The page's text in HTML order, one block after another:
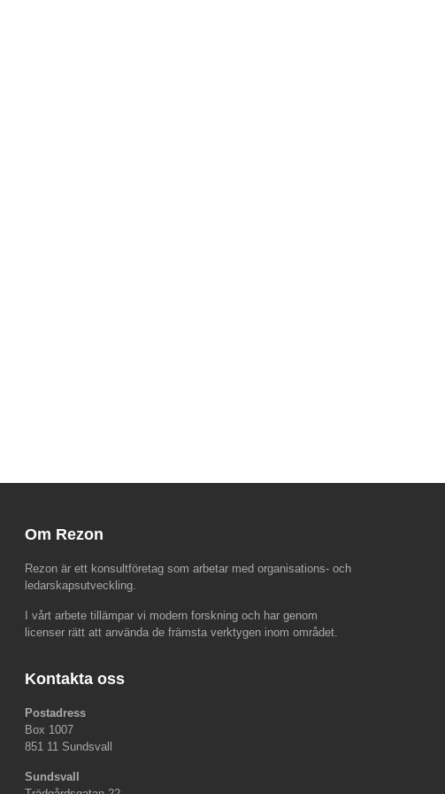
Om Rezon
Rezon är ett konsultföretag som arbetar med organisations- och
ledarskapsutveckling.
I vårt arbete tillämpar vi modern forskning och har genom
licenser rätt att använda de främsta verktygen inom området.
Kontakta oss
Postadress
Box 1007
851 11 Sundsvall
Sundsvall